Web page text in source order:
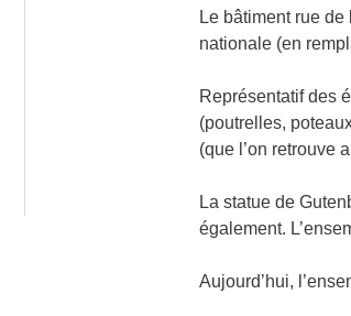
Le bâtiment rue
nationale (en
Représentatif des
(poutrelles,
(que l’on retrouve
La statue de
également.
Aujourd’hui,